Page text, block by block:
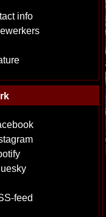
info
feed